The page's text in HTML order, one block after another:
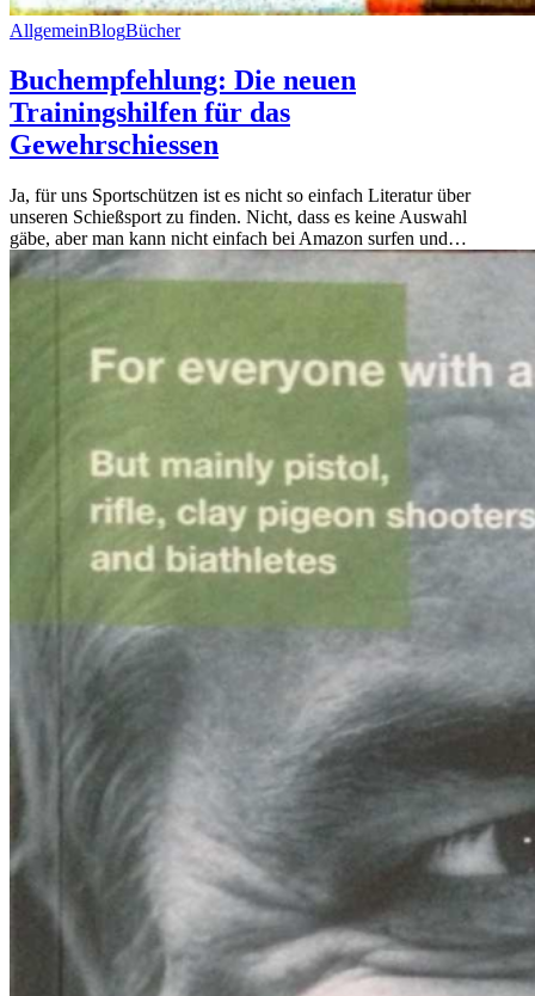
AllgemeinBlogBücher
Buchempfehlung: Die neuen
Trainingshilfen für das
Gewehrschiessen
Ja, für uns Sportschützen ist es nicht so einfach Literatur über
unseren Schießsport zu finden. Nicht, dass es keine Auswahl
gäbe, aber man kann nicht einfach bei Amazon surfen und…